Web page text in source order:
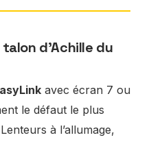
d’Achille du
avec écran 7 ou
le défaut le plus
à l’allumage,